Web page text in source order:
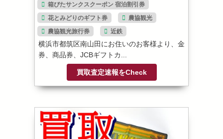
箱ぴたサンクスクーポン 宿泊割引券
花とみどりのギフト券
農協観光
農協観光旅行券
近鉄
横浜市都筑区南山田にお住いのお客様より、金
券、商品券、JCBギフトカ...
買取査定速報をCheck